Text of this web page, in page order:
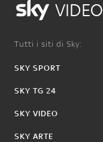
VIDEO
Tutti i siti di Sky:
SKY SPORT
SKY TG 24
SKY VIDEO
SKY ARTE